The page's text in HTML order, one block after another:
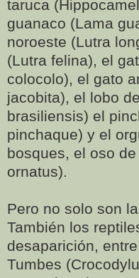
taruca
guanaco (Lama
noroeste (Lutra
(Lutra felina), el
colocolo), el gato
jacobita), el lobo
brasiliensis) el
pinchaque) y el
bosques, el oso
ornatus).
Pero no solo son
También los
desaparición,
Tumbes